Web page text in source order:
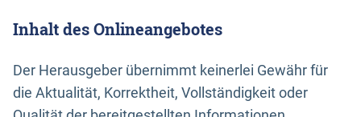
Inhalt des Onlineangebotes
Der Herausgeber übernimmt keinerlei Gewähr für
die Aktualität, Korrektheit, Vollständigkeit oder